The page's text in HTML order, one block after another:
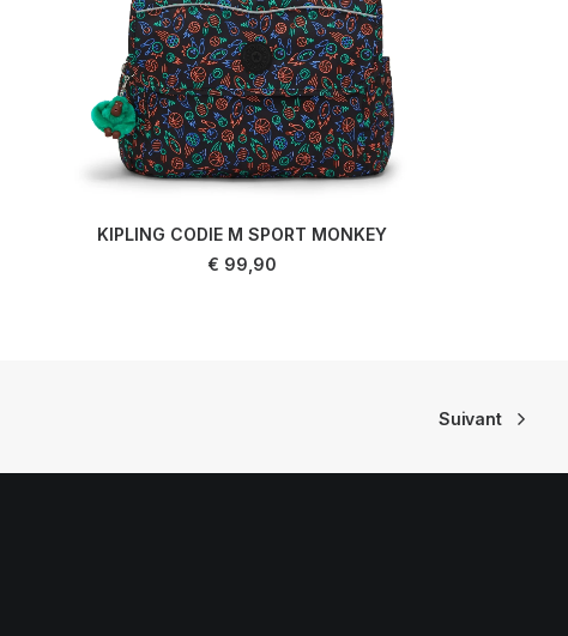
KIPLING CODIE M SPORT MONKEY
€ 99,90
Suivant